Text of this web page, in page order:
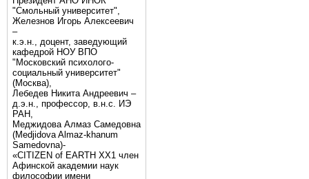
"Смольный университет",
Железнов Игорь Алексеевич
–
к.э.н., доцент, заведующий
кафедрой НОУ ВПО
"Московский психолого-
социальный университет"
(Москва),
Лебедев Никита Андреевич –
д.э.н., профессор, в.н.с. ИЭ
РАН,
Меджидова Алмаз Самедовна
(Medjidova Almaz-khanum
Samedovna)-
«CITIZEN of EARTH XX1 член
Афинской академии наук
философии имени